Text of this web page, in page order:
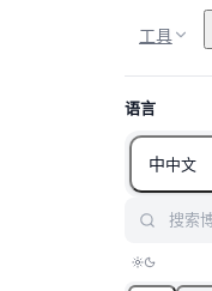
工具
语言
中中文